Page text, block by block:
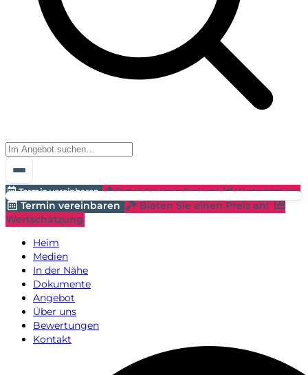
Termin vereinbaren Bieten Sie einen Preis an! Wertschätzung
Termin vereinbaren
Bieten Sie einen Preis an!
Wertschätzung
Heim
Medien
In der Nähe
Dokumente
Angebot
Über uns
Bewertungen
Kontakt